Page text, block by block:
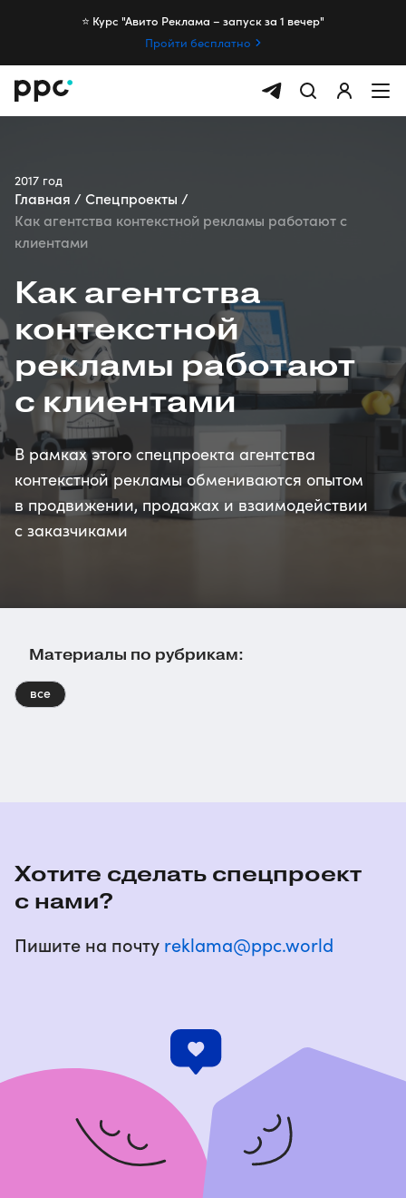
⭐️ Курс "Авито Реклама – запуск за 1 вечер"
Пройти бесплатно
2017 год
Главная
Спецпроекты
Как агентства контекстной рекламы работают с
клиентами
Как агентства
контекстной
рекламы работают
с клиентами
В рамках этого спецпроекта агентства
контекстной рекламы обмениваются опытом
в продвижении, продажах и взаимодействии
с заказчиками
Материалы по рубрикам:
все
Хотите сделать спецпроект
с нами?
Пишите на почту reklama@ppc.world